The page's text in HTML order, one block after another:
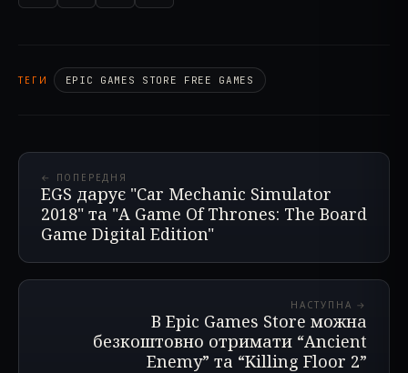
ТЕГИ EPIC GAMES STORE FREE GAMES
← ПОПЕРЕДНЯ
EGS дарує "Car Mechanic Simulator
2018" та "A Game Of Thrones: The Board
Game Digital Edition"
НАСТУПНА →
В Epic Games Store можна
безкоштовно отримати “Ancient
Enemy” та “Killing Floor 2”